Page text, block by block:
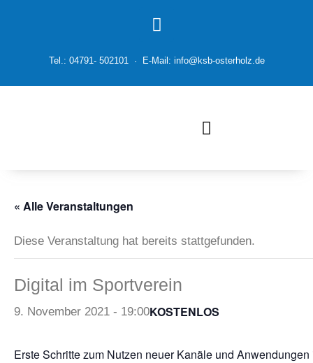
Tel.: 04791- 502101 · E-Mail: info@ksb-osterholz.de
« Alle Veranstaltungen
Diese Veranstaltung hat bereits stattgefunden.
Digital im Sportverein
9. November 2021 - 19:00KOSTENLOS
Erste Schritte zum Nutzen neuer Kanäle und